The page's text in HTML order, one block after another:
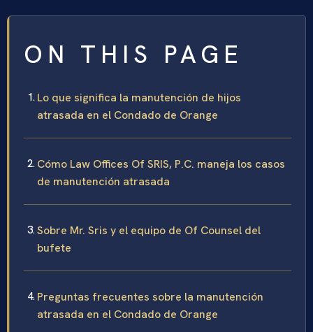
ON THIS PAGE
Lo que significa la manutención de hijos
atrasada en el Condado de Orange
Cómo Law Offices Of SRIS, P.C. maneja los casos
de manutención atrasada
Sobre Mr. Sris y el equipo de Of Counsel del
bufete
Preguntas frecuentes sobre la manutención
atrasada en el Condado de Orange